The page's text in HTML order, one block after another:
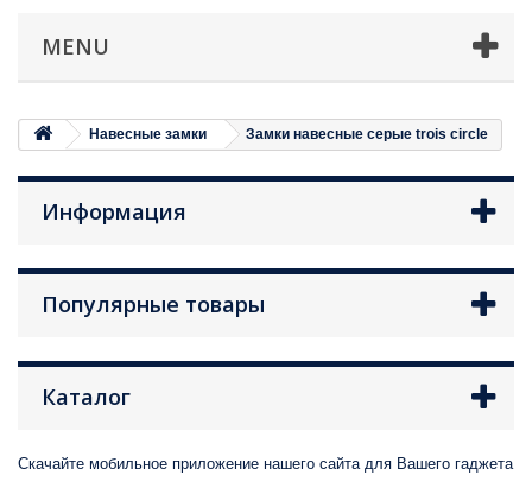
MENU
Навесные замки Замки навесные серые trois circle
Информация
Популярные товары
Каталог
Скачайте мобильное приложение нашего сайта для Вашего гаджета